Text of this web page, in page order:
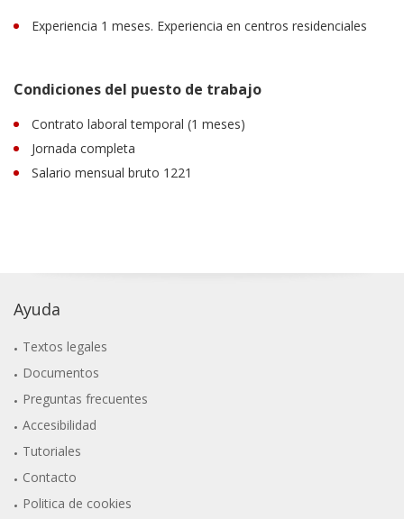
Experiencia 1 meses. Experiencia en centros residenciales
Condiciones del puesto de trabajo
Contrato laboral temporal (1 meses)
Jornada completa
Salario mensual bruto 1221
Ayuda
Textos legales
Documentos
Preguntas frecuentes
Accesibilidad
Tutoriales
Contacto
Politica de cookies